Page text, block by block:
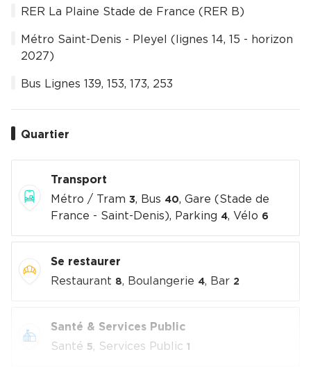
RER La Plaine Stade de France (RER B)
Métro Saint-Denis - Pleyel (lignes 14, 15 - horizon
2027)
Bus Lignes 139, 153, 173, 253
Quartier
Transport
Métro / Tram 3, Bus 40, Gare (Stade de
France - Saint-Denis), Parking 4, Vélo 6
Se restaurer
Restaurant 8, Boulangerie 4, Bar 2
Santé & Services Public
Santé 5, Services Public 1